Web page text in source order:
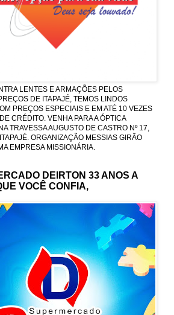
LENTES E ARMAÇÕES PELOS
DE ITAPAJÉ, TEMOS LINDOS
PREÇOS ESPECIAIS E EM ATÉ 10 VEZES
CRÉDITO. VENHA PARA A ÓPTICA
TRAVESSA AUGUSTO DE CASTRO Nº 17,
ORGANIZAÇÃO MESSIAS GIRÃO
EMPRESA MISSIONÁRIA.
DEIRTON 33 ANOS A
VOCÊ CONFIA,